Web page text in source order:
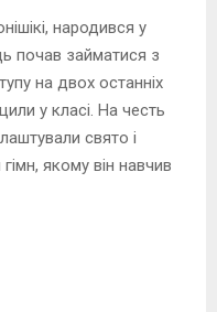
народився у
почав займатися з
на двох останніх
у класі. На честь
свято і
якому він навчив